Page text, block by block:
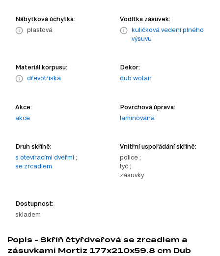
Nábytková úchytka:
plastová
Vodítka zásuvek:
kuličková vedení plného
výsuvu
Materiál korpusu:
dřevotříska
Dekor:
dub wotan
Akce:
akce
Povrchová úprava:
laminovaná
Druh skříně:
s otevíracími dveřmi ;
se zrcadlem
Vnitřní uspořádání skříně:
police ;
tyč ;
zásuvky
Dostupnost:
skladem
Popis - Skříň čtyřdveřová se zrcadlem a
zásuvkami Mortiz 177x210x59.8 cm Dub